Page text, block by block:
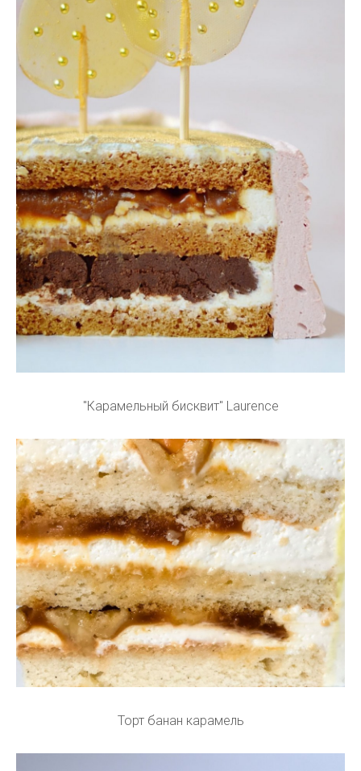
"Карамельный бисквит" Laurence
Торт банан карамель